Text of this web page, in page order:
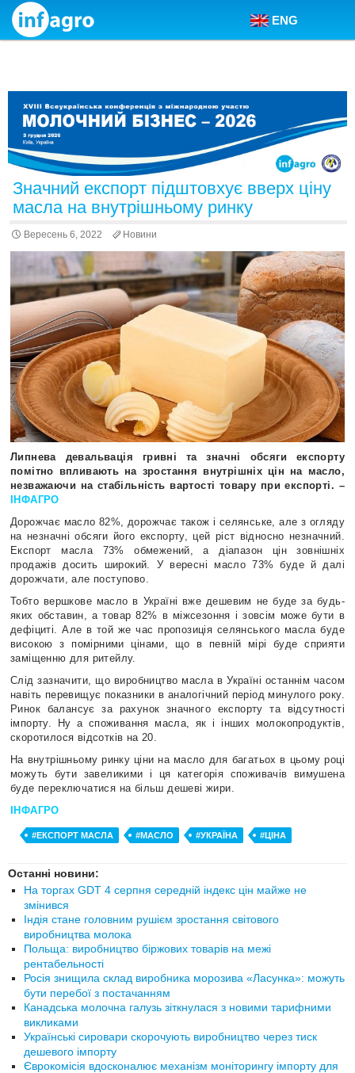
Skip to content
ENG
Значний експорт підштовхує вверх ціну
масла на внутрішньому ринку
Вересень 6, 2022 Новини
Липнева девальвація гривні та значні обсяги експорту
помітно впливають на зростання внутрішніх цін на масло,
незважаючи на стабільність вартості товару при експорті. –
ІНФАГРО
Дорожчає масло 82%, дорожчає також і селянське, але з огляду
на незначні обсяги його експорту, цей ріст відносно незначний.
Експорт масла 73% обмежений, а діапазон цін зовнішніх
продажів досить широкий. У вересні масло 73% буде й далі
дорожчати, але поступово.
Тобто вершкове масло в Україні вже дешевим не буде за будь-
яких обставин, а товар 82% в міжсезоння і зовсім може бути в
дефіциті. Але в той же час пропозиція селянського масла буде
високою з помірними цінами, що в певній мірі буде сприяти
заміщенню для ритейлу.
Слід зазначити, що виробництво масла в Україні останнім часом
навіть перевищує показники в аналогічний період минулого року.
Ринок балансує за рахунок значного експорту та відсутності
імпорту. Ну а споживання масла, як і інших молокопродуктів,
скоротилося відсотків на 20.
На внутрішньому ринку ціни на масло для багатьох в цьому році
можуть бути завеликими і ця категорія споживачів вимушена
буде переключатися на більш дешеві жири.
ІНФАГРО
#ЕКСПОРТ МАСЛА #МАСЛО #УКРАЇНА #ЦІНА
Останні новини:
На торгах GDT 4 серпня середній індекс цін майже не
змінився
Індія стане головним рушієм зростання світового
виробництва молока
Польща: виробництво біржових товарів на межі
рентабельності
Росія знищила склад виробника морозива «Ласунка»: можуть
бути перебої з постачанням
Канадська молочна галузь зіткнулася з новими тарифними
викликами
Українські сировари скорочують виробництво через тиск
дешевого імпорту
Єврокомісія вдосконалює механізм моніторингу імпорту для